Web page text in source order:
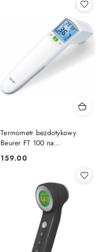
Termometr bezdotykowy
Beurer FT 100 na
podczerwień
Cena:
159.00